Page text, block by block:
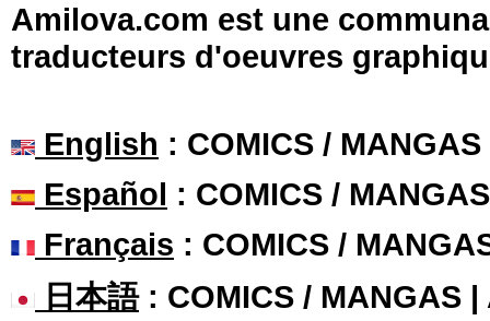
Amilova.com est une
traducteurs d'oeuvres
English : COMICS /
Español : COMICS /
Français : COMICS /
日本語: COMICS / MANGAS |